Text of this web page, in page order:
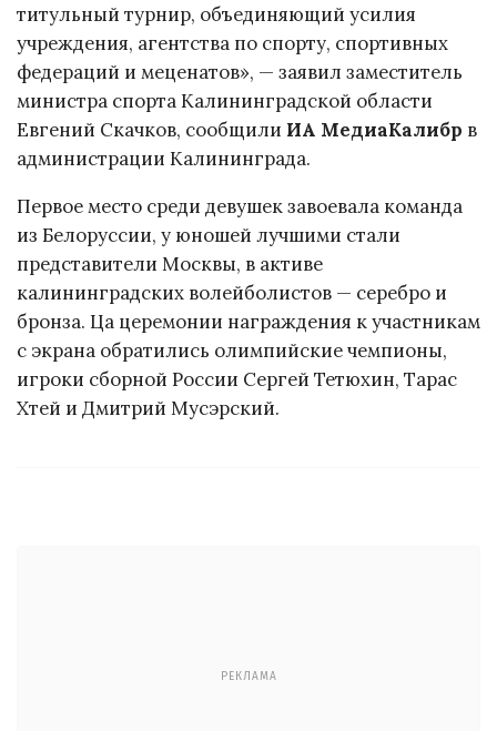
титульный турнир, объединяющий усилия
учреждения, агентства по спорту, спортивных
федераций и меценатов», — заявил заместитель
министра спорта Калининградской области
Евгений Скачков, сообщили ИА МедиаКалибр в
администрации Калининграда.
Первое место среди девушек завоевала команда
из Белоруссии, у юношей лучшими стали
представители Москвы, в активе
калининградских волейболистов — серебро и
бронза. Ца церемонии награждения к участникам
с экрана обратились олимпийские чемпионы,
игроки сборной России Сергей Тетюхин, Тарас
Хтей и Дмитрий Мусэрский.
РЕКЛАМА